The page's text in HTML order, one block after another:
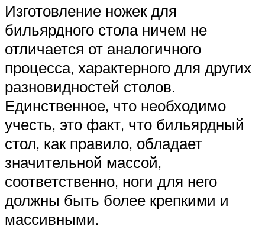
Изготовление ножек для
бильярдного стола ничем не
отличается от аналогичного
процесса, характерного для других
разновидностей столов.
Единственное, что необходимо
учесть, это факт, что бильярдный
стол, как правило, обладает
значительной массой,
соответственно, ноги для него
должны быть более крепкими и
массивными.